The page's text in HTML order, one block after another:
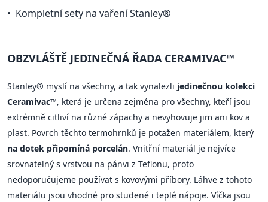
Kompletní sety na vaření Stanley®
OBZVLÁŠTĚ JEDINEČNÁ ŘADA CERAMIVAC™
Stanley® myslí na všechny, a tak vynalezli jedinečnou kolekci
Ceramivac™, která je určena zejména pro všechny, kteří jsou
extrémně citliví na různé zápachy a nevyhovuje jim ani kov a
plast. Povrch těchto termohrnků je potažen materiálem, který
na dotek připomíná porcelán. Vnitřní materiál je nejvíce
srovnatelný s vrstvou na pánvi z Teflonu, proto
nedoporučujeme používat s kovovými příbory. Láhve z tohoto
materiálu jsou vhodné pro studené i teplé nápoje. Víčka jsou